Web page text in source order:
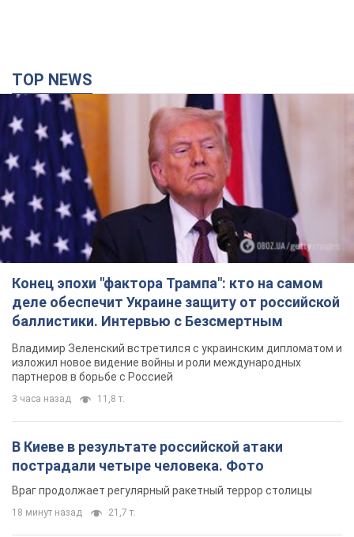
TOP NEWS
Конец эпохи "фактора Трампа": кто на самом
деле обеспечит Украине защиту от российской
баллистики. Интервью с Безсмертным
Владимир Зеленский встретился с украинским дипломатом и
изложил новое видение войны и роли международных
партнеров в борьбе с Россией
3 часа назад 11,8 т.
В Киеве в результате российской атаки
пострадали четыре человека. Фото
Враг продолжает регулярный ракетный террор столицы
18 минут назад 21,7 т.